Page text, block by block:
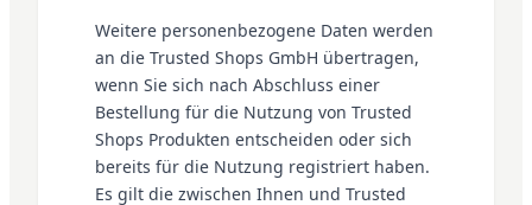
Weitere personenbezogene Daten werden
an die Trusted Shops GmbH übertragen,
wenn Sie sich nach Abschluss einer
Bestellung für die Nutzung von Trusted
Shops Produkten entscheiden oder sich
bereits für die Nutzung registriert haben.
Es gilt die zwischen Ihnen und Trusted